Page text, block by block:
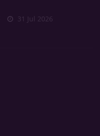
31 Jul 2026